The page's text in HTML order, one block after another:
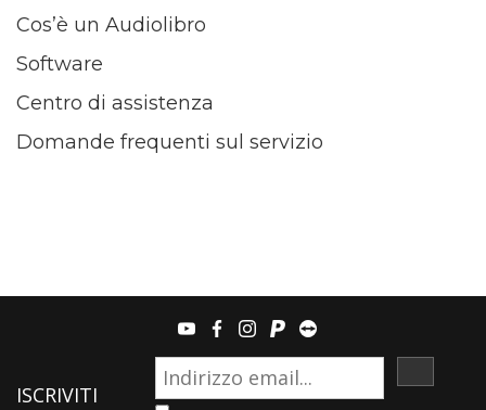
Cos’è un Audiolibro
Software
Centro di assistenza
Domande frequenti sul servizio
youtubefacebook
instagram
paypalteamviewer
ISCRIVITI